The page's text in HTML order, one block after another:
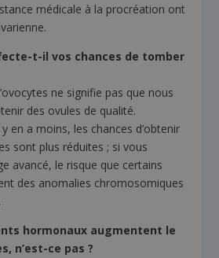
médicale à la procréation ont
t-il vos chances de tomber
ne signifie pas que nous
des ovules de qualité.
en a moins, les chances d’obtenir
sont plus réduites ; si vous
avancé, le risque que certains
des anomalies chromosomiques
hormonaux augmentent le
n’est-ce pas ?